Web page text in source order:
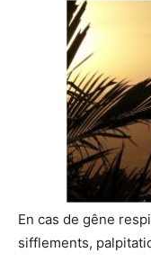
En cas de gêne
sifflements,